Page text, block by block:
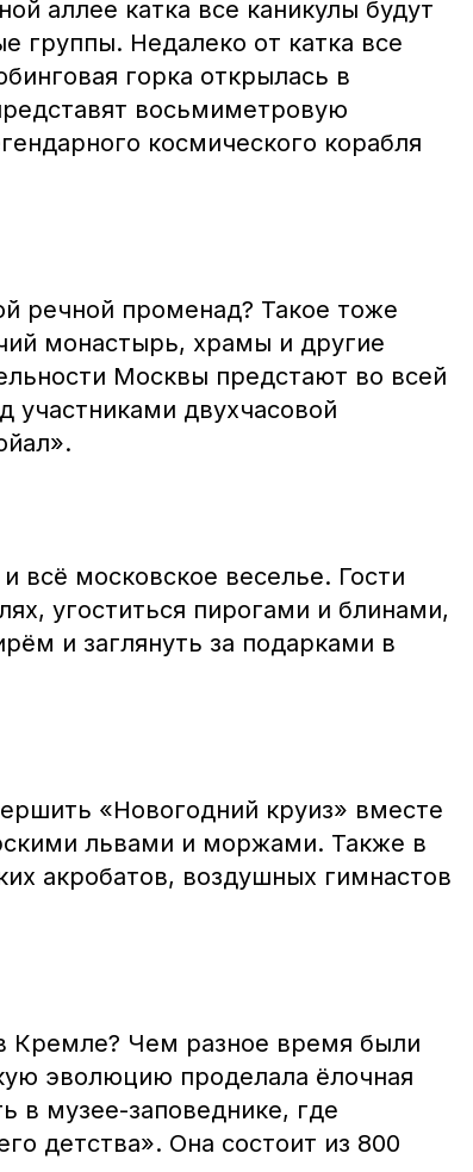
аллее катка все каникулы будут
группы. Недалеко от катка все
горка открылась в
восьмиметровую
космического корабля
речной променад? Такое тоже
монастырь, храмы и другие
Москвы предстают во всей
участниками двухчасовой
всё московское веселье. Гости
угоститься пирогами и блинами,
и заглянуть за подарками в
«Новогодний круиз» вместе
львами и моржами. Также в
акробатов, воздушных гимнастов
Кремле? Чем разное время были
эволюцию проделала ёлочная
в музее-заповеднике, где
детства». Она состоит из 800